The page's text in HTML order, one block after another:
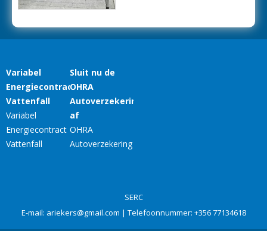
SERC
E-mail: ariekers@gmail.com | Telefoonnummer: +356 77134618